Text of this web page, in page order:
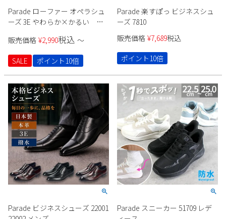
Parade ローファー オペラシュ
ーズ 3E やわらか×かるい
販売価格 ¥2,990税込 〜
SALE ポイント10倍
Parade 楽すぽっ ビジネスシュ
ーズ 7810
販売価格 ¥7,689税込
ポイント10倍
Parade ビジネスシューズ 22001
Parade スニーカー 51709 レデ